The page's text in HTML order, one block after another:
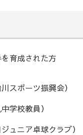
育成された方
ポーツ振興会）
学校教員）
ニア卓球クラブ）